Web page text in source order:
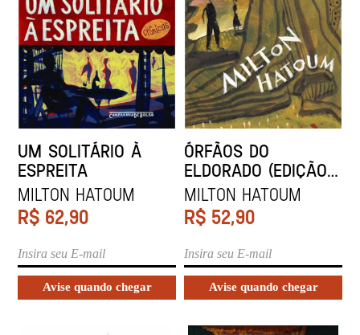
UM SOLITÁRIO À
ESPREITA
MILTON HATOUM
R$ 62,90
ÓRFÃOS DO
ELDORADO (EDIÇÃO
DE BOLSO)
MILTON HATOUM
R$ 52,90